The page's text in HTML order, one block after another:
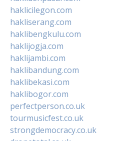
haklicilegon.com
hakliserang.com
haklibengkulu.com
haklijogja.com
haklijambi.com
haklibandung.com
haklibekasi.com
haklibogor.com
perfectperson.co.uk
tourmusicfest.co.uk
strongdemocracy.co.uk